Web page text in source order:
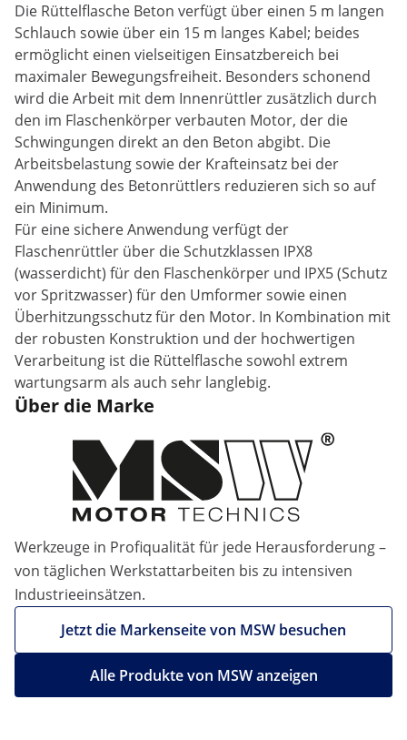
Die Rüttelflasche Beton verfügt über einen 5 m langen
Schlauch sowie über ein 15 m langes Kabel; beides
ermöglicht einen vielseitigen Einsatzbereich bei
maximaler Bewegungsfreiheit. Besonders schonend
wird die Arbeit mit dem Innenrüttler zusätzlich durch
den im Flaschenkörper verbauten Motor, der die
Schwingungen direkt an den Beton abgibt. Die
Arbeitsbelastung sowie der Krafteinsatz bei der
Anwendung des Betonrüttlers reduzieren sich so auf
ein Minimum.
Für eine sichere Anwendung verfügt der
Flaschenrüttler über die Schutzklassen IPX8
(wasserdicht) für den Flaschenkörper und IPX5 (Schutz
vor Spritzwasser) für den Umformer sowie einen
Überhitzungsschutz für den Motor. In Kombination mit
der robusten Konstruktion und der hochwertigen
Verarbeitung ist die Rüttelflasche sowohl extrem
wartungsarm als auch sehr langlebig.
Über die Marke
Werkzeuge in Profiqualität für jede Herausforderung –
von täglichen Werkstattarbeiten bis zu intensiven
Industrieeinsätzen.
Jetzt die Markenseite von MSW besuchen
Alle Produkte von MSW anzeigen